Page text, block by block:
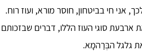
אני חי בביטחון, חוסר מורא, ועוז רוח.
ארבעת סוגי העוז הללו, דברים
גלגל הבְּרַהמָא.